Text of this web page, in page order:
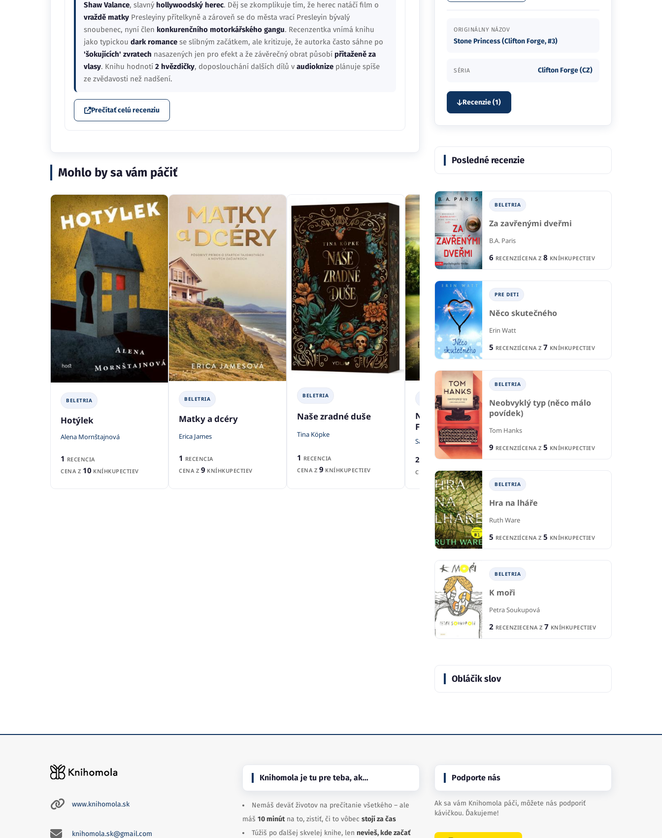
Shaw Valance, slavný hollywoodský herec. Děj se zkomplikuje tím, že herec natáčí film o
vraždě matky Presleyiny přítelkyně a zároveň se do města vrací Presleyin bývalý
snoubenec, nyní člen konkurenčního motorkářského gangu. Recenzentka vnímá knihu
jako typickou dark romance se slibným začátkem, ale kritizuje, že autorka často sáhne po
'šokujících' zvratech nasazených jen pro efekt a že závěrečný obrat působí přitaženě za
vlasy. Knihu hodnotí 2 hvězdičky, doposlouchání dalších dílů v audioknize plánuje spíše
ze zvědavosti než nadšení.
Prečítať celú recenziu
Mohlo by sa vám páčiť
BELETRIA
Hotýlek
Alena Mornštajnová
1 RECENCIA
CENA Z 10 KNÍHKUPECTIEV
BELETRIA
Matky a dcéry
Erica James
1 RECENCIA
CENA Z 9 KNÍHKUPECTIEV
BELETRIA
Naše zradné duše
Tina Köpke
1 RECENCIA
CENA Z 9 KNÍHKUPECTIEV
BELETRIA
Neznáma vo
Fellsworthe
Sarah E. Ladd
2 RECENZIE
CENA Z2KNÍHKUPECTIEV
BELETRIA
ORIGINÁLNY NÁZOV
Stone Princess (Clifton Forge, #3)
SÉRIA Clifton Forge (CZ)
Recenzie (1)
Posledné recenzie
BELETRIA
Za zavřenými dveřmi
B.A. Paris
6 RECENZIÍCENA Z 8 KNÍHKUPECTIEV
PRE DETI
Něco skutečného
Erin Watt
5 RECENZIÍCENA Z 7 KNÍHKUPECTIEV
BELETRIA
Neobvyklý typ (něco málo
povídek)
Tom Hanks
9 RECENZIÍCENA Z 5 KNÍHKUPECTIEV
BELETRIA
Hra na lháře
Ruth Ware
5 RECENZIÍCENA Z 5 KNÍHKUPECTIEV
BELETRIA
K moři
Petra Soukupová
2 RECENZIECENA Z 7 KNÍHKUPECTIEV
Obláčik slov
www.knihomola.sk
knihomola.sk@gmail.com
Knihomola je tu pre teba, ak…
Nemáš deväť životov na prečítanie všetkého – ale
máš 10 minútna to, zistiť, či to vôbec stojí za čas
Túžiš po ďalšej skvelej knihe, len nevieš, kde začať
Podporte nás
Ak sa vám Knihomola páči, môžete nás podporiť
kávičkou. Ďakujeme!